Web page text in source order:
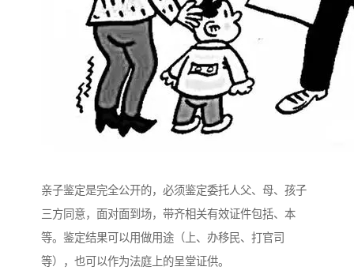
亲子鉴定是完全公开的，必须鉴定委托人父、母、孩子
三方同意，面对面到场，带齐相关有效证件包括、本
等。鉴定结果可以用做用途（上、办移民、打官司
等），也可以作为法庭上的呈堂证供。